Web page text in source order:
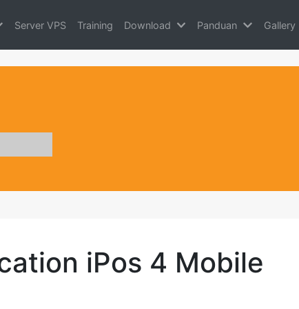
Server VPS Training Download Panduan Gallery
iPos 4 Mobile